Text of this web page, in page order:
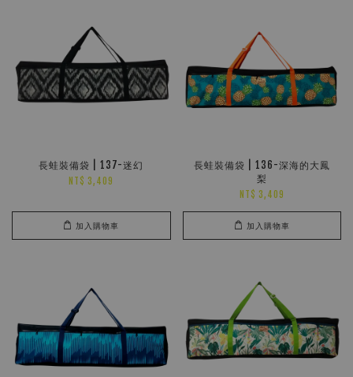
長蛙裝備袋 | 137-迷幻
NT$ 3,409
加入購物車
長蛙裝備袋 | 136-深海的大鳳
梨
NT$ 3,409
加入購物車